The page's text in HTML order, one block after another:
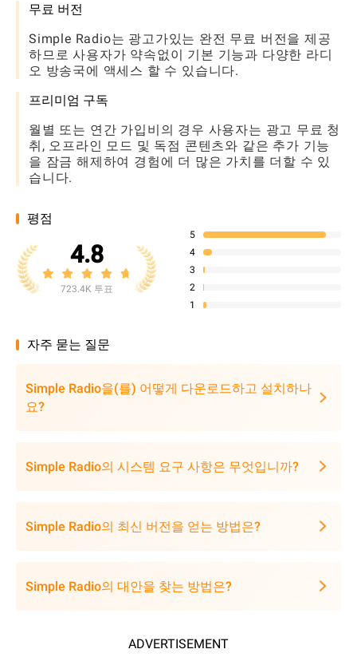
무료 버전
Simple Radio는 광고가있는 완전 무료 버전을 제공
하므로 사용자가 약속없이 기본 기능과 다양한 라디
오 방송국에 액세스 할 수 있습니다.
프리미엄 구독
월별 또는 연간 가입비의 경우 사용자는 광고 무료 청
취, 오프라인 모드 및 독점 콘텐츠와 같은 추가 기능
을 잠금 해제하여 경험에 더 많은 가치를 더할 수 있
습니다.
평점
4.8
723.4K 투표
5
4
3
2
1
자주 묻는 질문
Simple Radio을(를) 어떻게 다운로드하고 설치하나
요?
Simple Radio의 시스템 요구 사항은 무엇입니까?
Simple Radio의 최신 버전을 얻는 방법은?
Simple Radio의 대안을 찾는 방법은?
ADVERTISEMENT